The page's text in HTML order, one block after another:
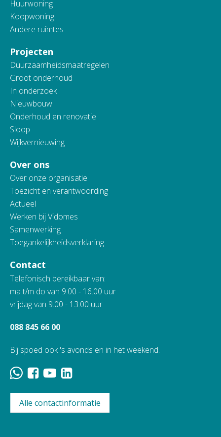
Huurwoning
Koopwoning
Andere ruimtes
Projecten
Duurzaamheidsmaatregelen
Groot onderhoud
In onderzoek
Nieuwbouw
Onderhoud en renovatie
Sloop
Wijkvernieuwing
Over ons
Over onze organisatie
Toezicht en verantwoording
Actueel
Werken bij Vidomes
Samenwerking
Toegankelijkheidsverklaring
Contact
Telefonisch bereikbaar van:
ma t/m do van 9.00 - 16.00 uur
vrijdag van 9.00 - 13.00 uur
088 845 66 00
Bij spoed ook 's avonds en in het weekend.
Alle contactinformatie